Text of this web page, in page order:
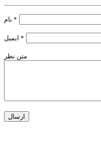
*
*
متن نظر